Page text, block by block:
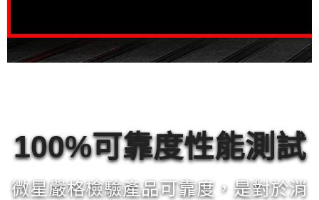
試
長時間模擬連續插拔動作，確認連
100%可靠度性能測試
微星嚴格檢驗產品可靠度，是對於消